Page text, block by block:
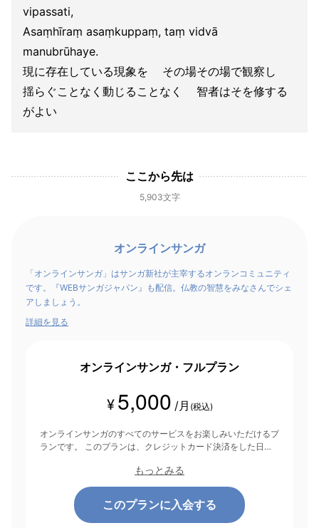
vipassati,
Asaṃhīraṃ asaṃkuppaṃ, taṃ vidvā
manubrūhaye.
現に存在している現象を その場その場で観察し
揺らぐことなく動じることなく 智者はそを修する
がよい
ここから先は
5,903文字
オンラインサンガ
「オンラインサンガ」はサンガ新社が主宰するオンランコミュニティ
です。『WEBサンガジャパン』も配信。仏教の智慧をみなさんでシェ
アしましょう。
詳細を見る
オンラインサンガ・フルプラン
¥ 5,000 /月 (税込)
オンラインサンガのすべてのサービスをお楽しみいただけるプ
ランです。 このプランは、クレジットカード決済をした日を
もっとみる
このプランに入会する